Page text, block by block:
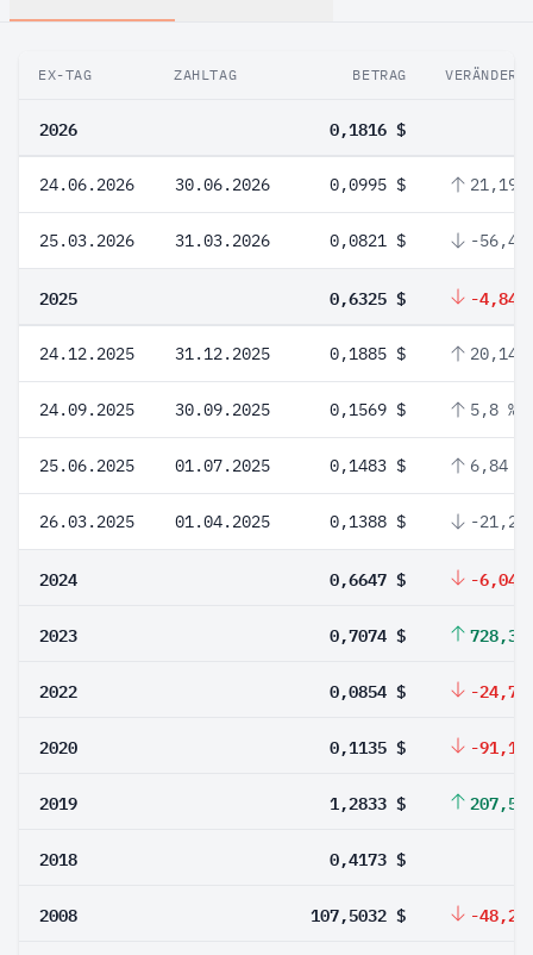
EX-TAG ZAHLTAG BETRAG
2026 0,1816 $
24.06.2026 30.06.2026 0,0995 $ 21,19
25.03.2026 31.03.2026 0,0821 $ -56,45
2025 0,6325 $ -4,84
24.12.2025 31.12.2025 0,1885 $ 20,14
24.09.2025 30.09.2025 0,1569 $ 5,8 %
25.06.2025 01.07.2025 0,1483 $ 6,84 %
26.03.2025 01.04.2025 0,1388 $ -21,27
2024 0,6647 $ -6,04
2023 0,7074 $ 728,34
2022 0,0854 $ -24,76
2020 0,1135 $ -91,16
2019 1,2833 $ 207,52
2018 0,4173 $
2008 107,5032 $ -48,28